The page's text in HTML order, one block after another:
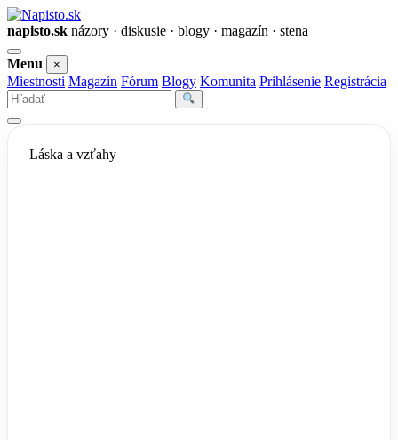
napisto.sk názory · diskusie · blogy · magazín · stena
Otvoriť
menu
Menu ×
Miestnosti Magazín Fórum Blogy Komunita Prihlásenie Registrácia
Vyhľadať
Láska a vzťahy